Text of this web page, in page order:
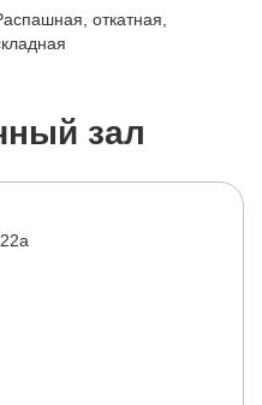
откатная,
зал